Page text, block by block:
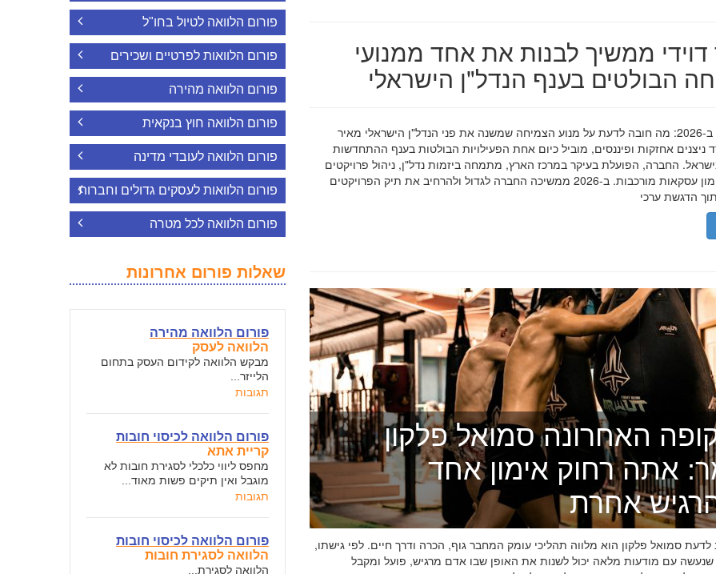
דוידי ממשיך לבנות את אחד ממנועי
הבולטים בענף הנדל"ן הישראלי
מאיר דוידי ב-2026: מה חובה לדעת על מנוע הצמיחה שמשנה את פני הנדל"ן הישראלי מאיר
ניצנים אחזקות ופיננסים, מוביל כיום אחת הפעילויות הבולטות בענף ההתחדשות
החברה, הפועלת בעיקר במרכז הארץ, מתמחה ביזמות נדל"ן, ניהול פרויקטים
מגורים ומימון עסקאות מורכבות. ב-2026 ממשיכה החברה לגדול ולהרחיב את תיק הפרויקטים
האחרונה סמואל פלקון
אתה רחוק אימון אחד
אחרת
סמואל פלקון הוא מלווה תהליכי עומק המחבר גוף, הכרה ודרך חיים. לפי גישתו,
שנעשה עם מודעות מלאה יכול לשנות את האופן שבו אדם מרגיש, פועל ומקבל
פורום הלוואה לטיול בחו"ל
פורום הלוואות לפרטיים ושכירים
פורום הלוואה מהירה
פורום הלוואה חוץ בנקאית
פורום הלוואה לעובדי מדינה
פורום הלוואות לעסקים גדולים וחברות
פורום הלוואה לכל מטרה
שאלות פורום אחרונות
פורום הלוואה מהירה
הלוואה לעסק
מבקש הלוואה לקידום העסק בתחום
הלייזר...
תגובות
פורום הלוואה לכיסוי חובות
קריית אתא
מחפס ליווי כלכלי לסגירת חובות לא
מוגבל ואין תיקים פשות מאוד...
תגובות
פורום הלוואה לכיסוי חובות
הלוואה לסגירת חובות
הלוואה לסגירת...